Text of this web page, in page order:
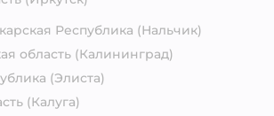
Республика (Нальчик)
область (Калининград)
(Элиста)
(Калуга)